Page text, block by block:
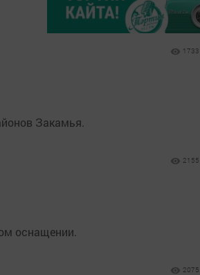
1733
Закамья.
2155
оснащении.
2075